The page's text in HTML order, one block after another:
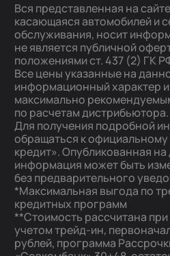
Вся представленная на
касающаяся автомобилей и
обслуживания, носит
не является публичной
положениями ст. 437 (2) ГК
Все цены указанные на
информационный характер
максимально
по расчетам дистрибьютора.
Для получения подробной
обращаться к
кредит». Опубликованная
информация может быть
без предварительного
*Максимальная выгода по
кредитных программ
**Стоимость рассчитана
учетом трейд-ин,
рублей, программа